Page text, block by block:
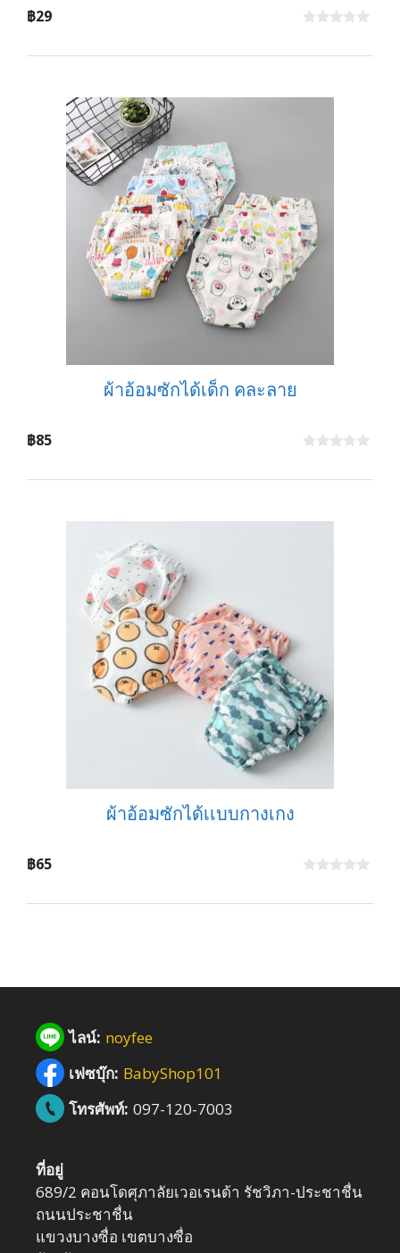
u
f
฿29
ผ้าอ้อมซักได้เด็ก คละลาย
u
f
฿85
ผ้าอ้อมซักได้เเบบกางเกง
u
฿65
ไลน์: noyfee
เฟซบุ๊ก: BabyShop101
โทรศัพท์: 097-120-7003
ที่อยู่
689/2 คอนโดศุภาลัยเวอเรนด้า รัชวิภา-ประชาชื่น
ถนนประชาชื่น
แขวงบางซื่อ เขตบางซื่อ